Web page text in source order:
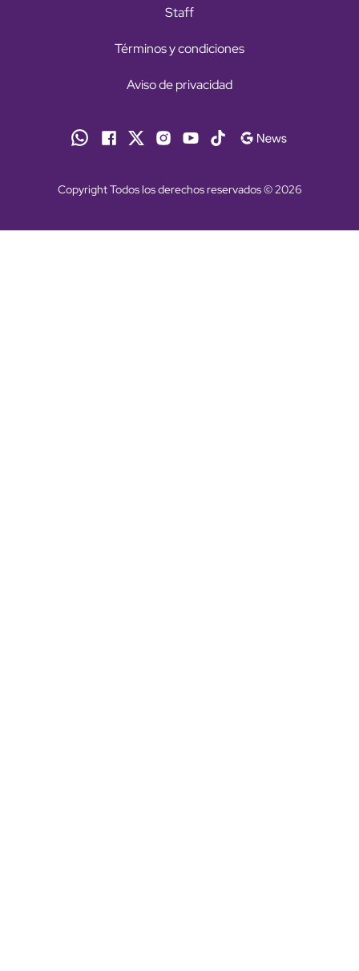
Staff
Términos y condiciones
Aviso de privacidad
Copyright Todos los derechos reservados © 2026